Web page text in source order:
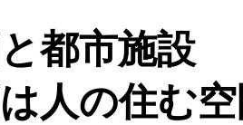
都市施設
人の住む